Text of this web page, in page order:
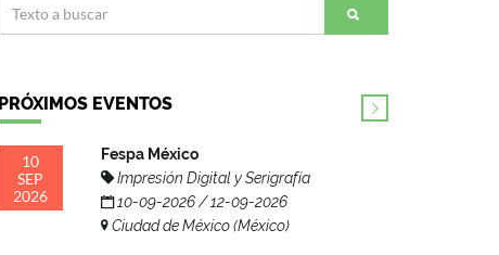
PRÓXIMOS EVENTOS
10
SEP
2026
Fespa México
Impresión Digital y Serigrafía
10-09-2026 / 12-09-2026
Ciudad de México (México)